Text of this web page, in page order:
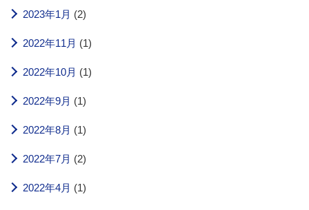
2023年1月 (2)
2022年11月 (1)
2022年10月 (1)
2022年9月 (1)
2022年8月 (1)
2022年7月 (2)
2022年4月 (1)